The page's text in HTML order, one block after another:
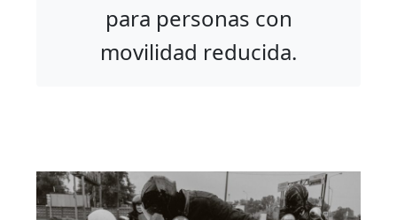
para personas con
movilidad reducida.